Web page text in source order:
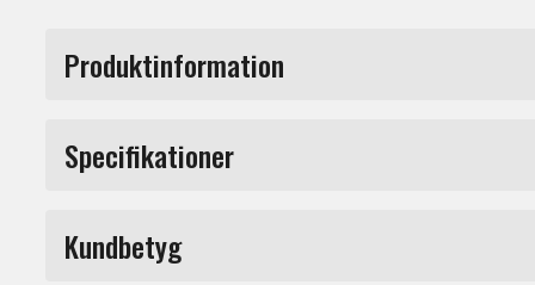
Produktinformation
Specifikationer
Kundbetyg